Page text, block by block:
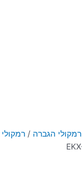
רמקולי הגברה /